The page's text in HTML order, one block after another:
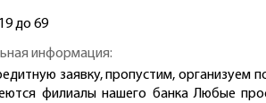
до 69
информация:
заявку, пропустим, организуем
филиалы нашего банка Любые